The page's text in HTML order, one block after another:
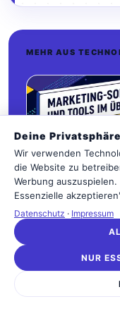
MEHR AUS
Marketing-
Deine Privatsphäre
Wir verwenden
die Website zu
Werbung
Essenzielle
Datenschutz · Impressum
NUR